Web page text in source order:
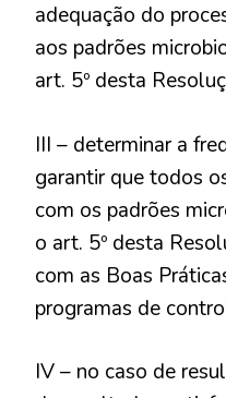
adequação do
aos padrões
art. 5º desta
III – determinar a
garantir que todos
com os padrões
o art. 5º desta
com as Boas
programas de
IV – no caso de